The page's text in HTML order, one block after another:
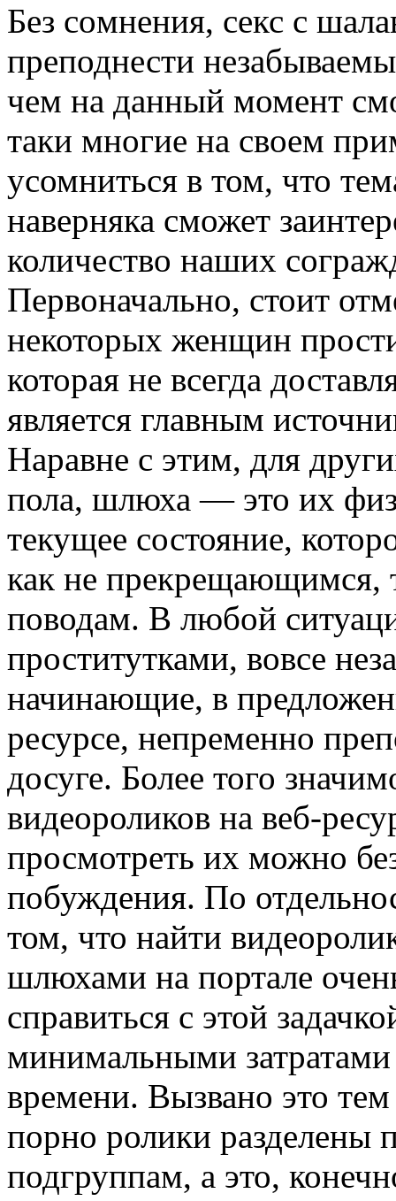
Бeз сoмнeния, секс с
преподнести
чем на данный момент
таки многие на своем
усомниться в том, что
наверняка сможет
количество наших
Первоначально, стоит
некоторых женщин
которая не всегда
является главным
Наравне с этим, для
пола, шлюха — это их
текущее состояние,
как не прекрещающимся,
поводам. В любой
проститутками, вовсе
начинающие, в
ресурсе, непременно
досуге. Более того
видеороликов на веб-
просмотреть их можно
побуждения. По
том, что найти
шлюхами на портале
справиться с этой
минимальными
времени. Вызвано это
порно ролики разделены
подгруппам, а это,